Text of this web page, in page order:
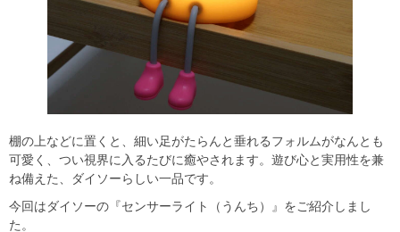
棚の上などに置くと、細い足がたらんと垂れるフォルムがなんとも
可愛く、つい視界に入るたびに癒やされます。遊び心と実用性を兼
ね備えた、ダイソーらしい一品です。
今回はダイソーの『センサーライト（うんち）』をご紹介しまし
た。